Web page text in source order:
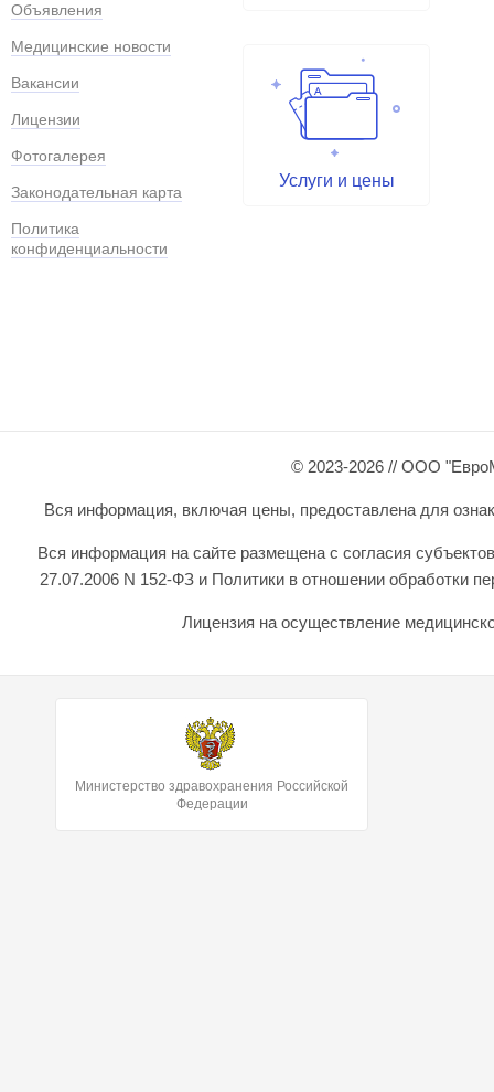
Объявления
Медицинские новости
Вакансии
Лицензии
Фотогалерея
Законодательная карта
Политика
конфиденциальности
Услуги и цены
© 2023-2026 // ООО
Вся информация, включая цены, предоставлена для
Вся информация на сайте размещена с согласия
27.07.2006 N 152-ФЗ и Политики в отношении обработки
Лицензия на осуществление
Министерство здравохранения Российской
Федерации